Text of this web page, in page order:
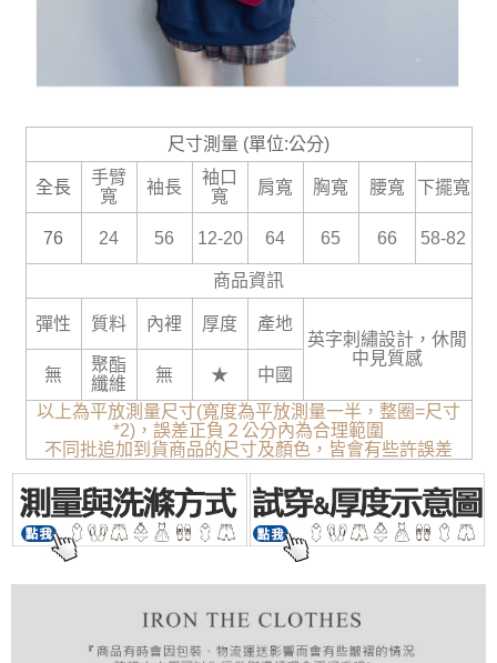
尺寸測量 (單位:公分)
全長
手臂
寬
袖長
袖口
寬
肩寬 胸寬 腰寬 下擺寬
76 24 56 12-20 64 65 66 58-82
商品資訊
彈性 質料 內裡 厚度
產地
英字刺繡設計，休閒
中見質感
無
聚酯
纖維
無 ★
中國
以上為平放測量尺寸(寬度為平放測量一半，整圈=尺寸
*2)，誤差正負２公分內為合理範圍
不同批追加到貨商品的尺寸及顏色，皆會有些許誤差